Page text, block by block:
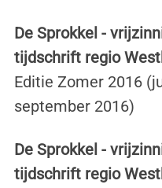
De Sprokkel -
tijdschrift regio
Editie Zomer 2016
september 2016)
De Sprokkel -
tijdschrift regio